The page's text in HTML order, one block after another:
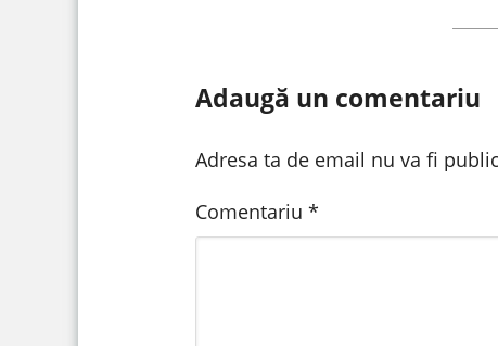
Adaugă un comentariu
Adresa ta de email nu va fi
Comentariu *